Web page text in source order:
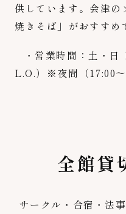
供しています。会津
焼きそば」がおすすめ
・営業時間：土・日
L.O.）※夜間（17:00
全館貸
サークル・合宿・法